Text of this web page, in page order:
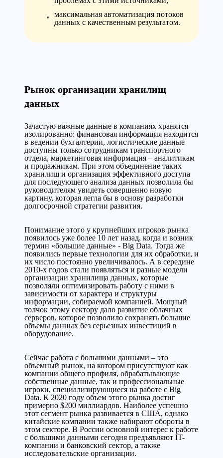
максимальная автоматизация потоков
данных с качественным результатом.
Рынок организации хранилищ
данных
Зачастую важные данные в компаниях хранятся
изолированно: финансовая информация находится
в ведении бухгалтерии, логистические данные
доступны только сотрудникам транспортного
отдела, маркетинговая информация – аналитикам
и продажникам. При этом объединение таких
хранилищ и организация эффективного доступа
для последующего анализа данных позволила бы
руководителям увидеть совершенно новую
картину, которая легла бы в основу разработки
долгосрочной стратегии развития.
Понимание этого у крупнейших игроков рынка
появилось уже более 10 лет назад, когда и возник
термин «большие данные» - Big Data. Тогда же
появились первые технологии для их обработки, и
их число постоянно увеличивалось. А в середине
2010-х годов стали появляться и разные модели
организации хранилища данных, которые
позволяли оптимизировать работу с ними в
зависимости от характера и структуры
информации, собираемой компанией. Мощный
толчок этому сектору дало развитие облачных
серверов, которое позволило сохранять большие
объемы данных без серьезных инвестиций в
оборудование.
Сейчас работа с большими данными – это
объемный рынок, на котором присутствуют как
компании общего профиля, обрабатывающие
собственные данные, так и профессиональные
игроки, специализирующиеся на работе с Big
Data. К 2020 году объем этого рынка достиг
примерно $200 миллиардов. Наиболее успешно
этот сегмент рынка развивается в США, однако
китайские компании также набирают обороты в
этом секторе. В России основной интерес к работе
с большими данными сегодня предъявляют IT-
компании и банковский сектор, а также
исследовательские организации.